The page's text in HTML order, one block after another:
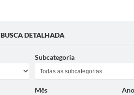
BUSCA DETALHADA
Subcategoria
Mês Ano